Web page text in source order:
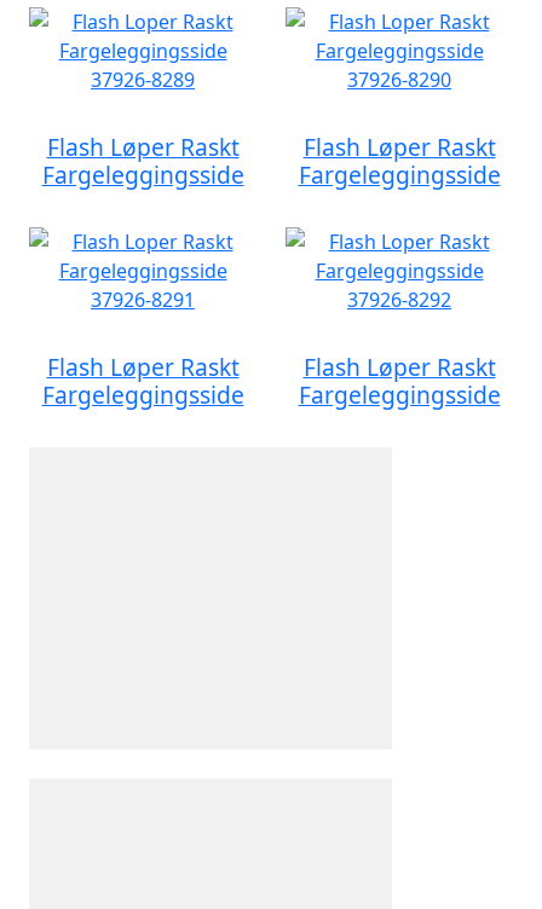
Flash Løper Raskt
Fargeleggingsside
Flash Løper Raskt
Fargeleggingsside
Flash Løper Raskt
Fargeleggingsside
Flash Løper Raskt
Fargeleggingsside